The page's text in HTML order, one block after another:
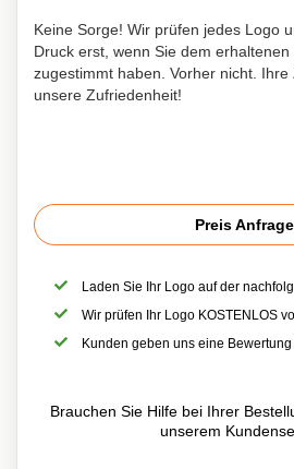
Keine Sorge! Wir prüfen jedes Logo
Druck erst, wenn Sie dem
zugestimmt haben. Vorher nicht.
unsere Zufriedenheit!
Preis Anfrage
Laden Sie Ihr Logo auf der
Wir prüfen Ihr Logo KOSTENLOS
Kunden geben uns eine
Brauchen Sie Hilfe bei Ihrer
unserem